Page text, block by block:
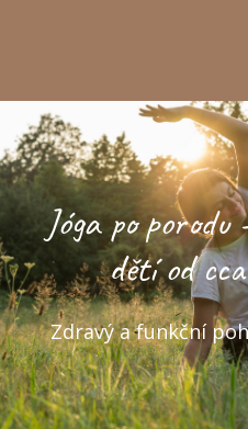
Jóga po
dětí od
Zdravý a funkční